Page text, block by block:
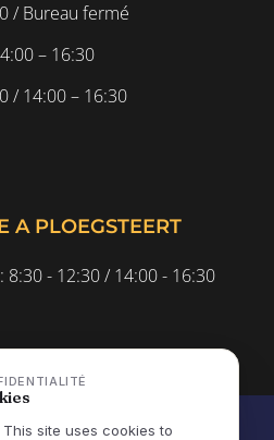
/ Bureau fermé
– 16:30
/ 14:00 – 16:30
A PLOEGSTEERT
- 12:30 / 14:00 - 16:30